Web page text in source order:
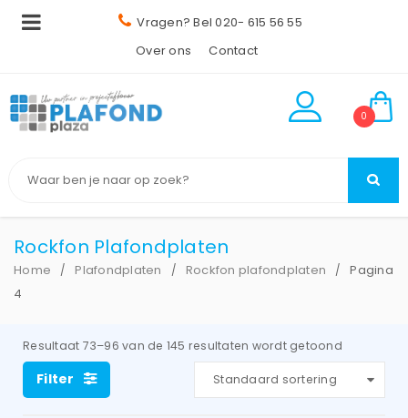
Vragen? Bel 020- 615 56 55
Over ons
Contact
0
Rockfon Plafondplaten
Home / Plafondplaten / Rockfon plafondplaten /
Pagina
4
Resultaat 73–96 van de 145 resultaten wordt getoond
Filter Standaard sortering